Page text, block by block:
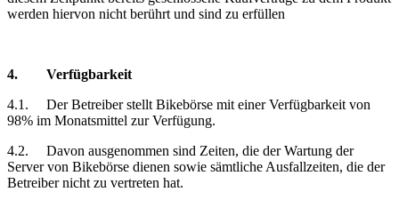
werden hiervon nicht berührt und sind zu erfüllen
4.
Verfügbarkeit
4.1.
Der Betreiber stellt Bikebörse mit einer Verfügbarkeit von
98% im Monatsmittel zur Verfügung.
4.2.
Davon ausgenommen sind Zeiten, die der Wartung der
Server von Bikebörse dienen sowie sämtliche Ausfallzeiten, die der
Betreiber nicht zu vertreten hat.